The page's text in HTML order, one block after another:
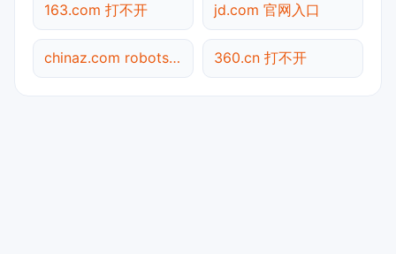
163.com 打不开 jd.com 官网入口
chinaz.com robots.txt检测 360.cn 打不开